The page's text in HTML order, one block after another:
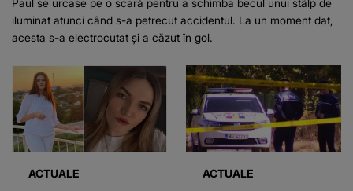
Paul se urcase pe o scară pentru a schimba becul unui stâlp de
iluminat atunci când s-a petrecut accidentul. La un moment dat,
acesta s-a electrocutat și a căzut în gol.
ACTUALE ACTUALE